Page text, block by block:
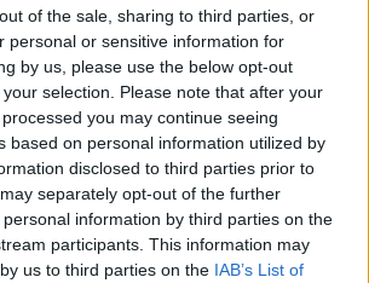
of the sale, sharing to third parties, or
personal or sensitive information for
by us, please use the below opt-out
selection. Please note that after your
you may continue seeing
based on personal information utilized by
disclosed to third parties prior to
separately opt-out of the further
information by third parties on the
participants. This information may
us to third parties on the IAB’s List of
ARTIGOS RECENTES
aponta investimento estrangeiro e
como motores do crescimento da
do Estado propõe parceria com a
inteligência sobre comércio